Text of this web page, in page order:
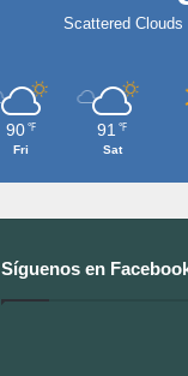
Scattered Clouds
90 ℉
Fri
91 ℉
Sat
Síguenos en